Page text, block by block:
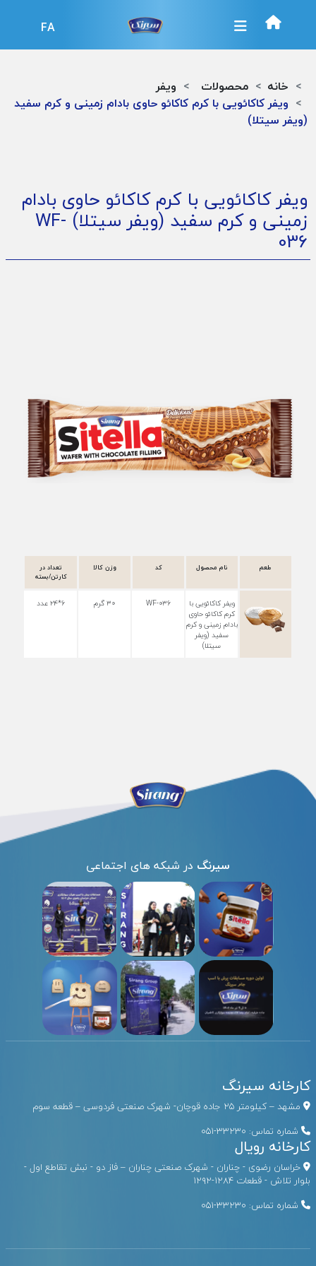
FA
خانه محصولات
ویفر
ویفر کاکائویی با کرم کاکائو حاوی بادام زمینی و کرم سفید
(ویفر سیتلا)
ویفر کاکائویی با کرم کاکائو حاوی بادام
زمینی و کرم سفید (ویفر سیتلا) WF-
036
طعم نام محصول کد وزن کالا
تعداد در
کارتن/بسته
ویفر کاکائویی با
کرم کاکائو حاوی
بادام زمینی و کرم
سفید (ویفر
سیتلا)
WF-۰۳۶ ۳۰ گرم ۶*۲۴ عدد
سیرنگ در شبکه های اجتماعی
کارخانه سیرنگ
مشهد – کیلومتر ۲۵ جاده قوچان- شهرک صنعتی فردوسی – قطعه سوم
شماره تماس: 33230-051
کارخانه رویال
خراسان رضوی - چناران - شهرک صنعتی چناران – فاز دو - نبش تقاطع اول -
بلوار تلاش - قطعات ۱۲۸۴-۱۲۹۲
شماره تماس: 33230-051